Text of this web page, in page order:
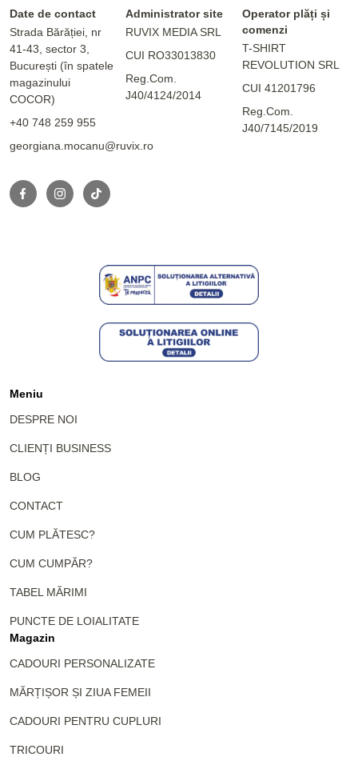
Date de contact
Strada Bărăției, nr
41-43, sector 3,
București (în spatele
magazinului
COCOR)
+40 748 259 955
georgiana.mocanu@ruvix.ro
Administrator site
RUVIX MEDIA SRL
CUI RO33013830
Reg.Com.
J40/4124/2014
Operator plăți și
comenzi
T-SHIRT
REVOLUTION SRL
CUI 41201796
Reg.Com.
J40/7145/2019
Meniu
DESPRE NOI
CLIENȚI BUSINESS
BLOG
CONTACT
CUM PLĂTESC?
CUM CUMPĂR?
TABEL MĂRIMI
PUNCTE DE LOIALITATE
Magazin
CADOURI PERSONALIZATE
MĂRȚIȘOR ȘI ZIUA FEMEII
CADOURI PENTRU CUPLURI
TRICOURI